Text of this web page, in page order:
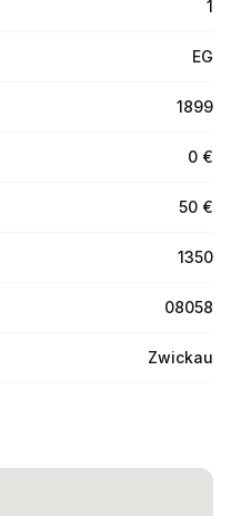
1
EG
1899
0 €
50 €
1350
08058
Zwickau